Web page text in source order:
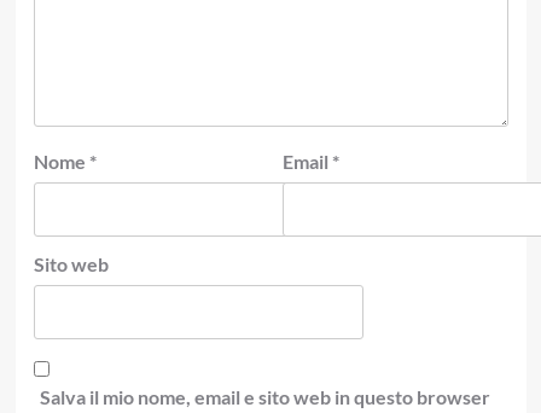
Nome * Email *
Sito web
Salva il mio nome, email e sito web in questo browser